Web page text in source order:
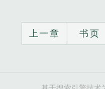
上一章 书页